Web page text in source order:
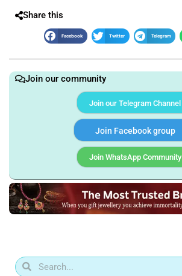
Share this
Facebook Twitter Telegram
Join our community
Join our Telegram Channel
Join Facebook group
Join WhatsApp Community